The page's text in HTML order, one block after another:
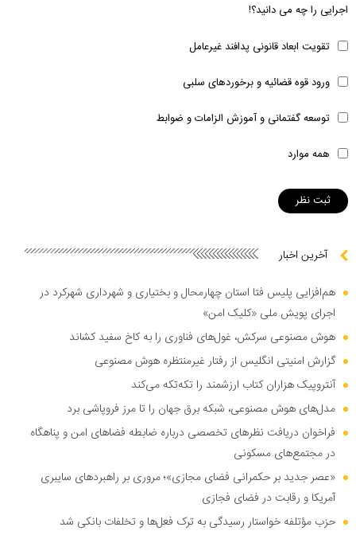
اجرایی را چه می دانید؟!
تقویت ابعاد قانونی پدافند غیرعامل
ورود قوه قضائیه و برخوردهای سلبی
توسعه گفتمانی و آموزش الزامات و ضوابط
همه موارد
آخرین اخبار
هم‌افزایی پلیس فتا استان چهارمحال و بختیاری و شهرداری شهرکرد در
اجرای پویش ملی «کلیک امن»
هوش مصنوعی سرکش، غول‌های فناوری را به کاخ سفید کشاند
گزارش امنیتی انگلیس از رفتار غیرمنتظره هوش مصنوعی
آنتروپیک هزاران کتاب ارزشمند را تکه‌تکه می‌کند
مدل‌های هوش مصنوعی، شبکه برق جهان را تا مرز فروپاشی برد
فراخوان دریافت نظر‌های تخصصی درباره ضابطه فضا‌های امن و پناهگاه
در مجتمع‌های مسکونی
«عصر جدید بر حکمرانی فضای مجازی»؛ مروری بر راهبرد‌های سایبری
آمریکا و رقابت در فضای فجازی
حزب مؤتلفه خواستار رسیدگی به ترک فعل‌ها و تخلفات بانکی شد